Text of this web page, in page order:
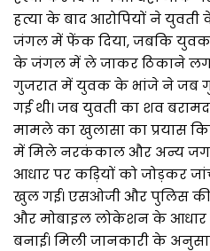
हत्या के बाद आरोपियों ने
जंगल में फेंक दिया, जबकि युवक
के जंगल में ले जाकर ठिकाने
गुजरात में युवक के भांजे ने जब
गई थी। जब युवती का शव
मामले का खुलासा का प्रयास किया
में मिले नरकंकाल और अन्य
आधार पर कड़ियों को जोड़कर
खुल गई। एसओजी और पुलिस की
और मोबाइल लोकेशन के आधार
बनाई। मिली जानकारी के